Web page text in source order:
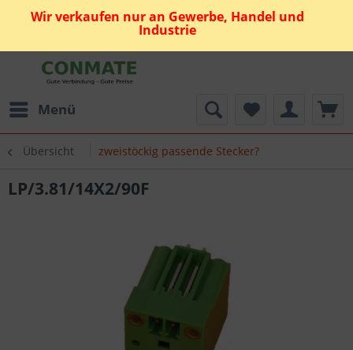
Wir verkaufen nur an Gewerbe, Handel und
Industrie
Menü
Übersicht zweistöckig passende Stecker?
LP/3.81/14X2/90F